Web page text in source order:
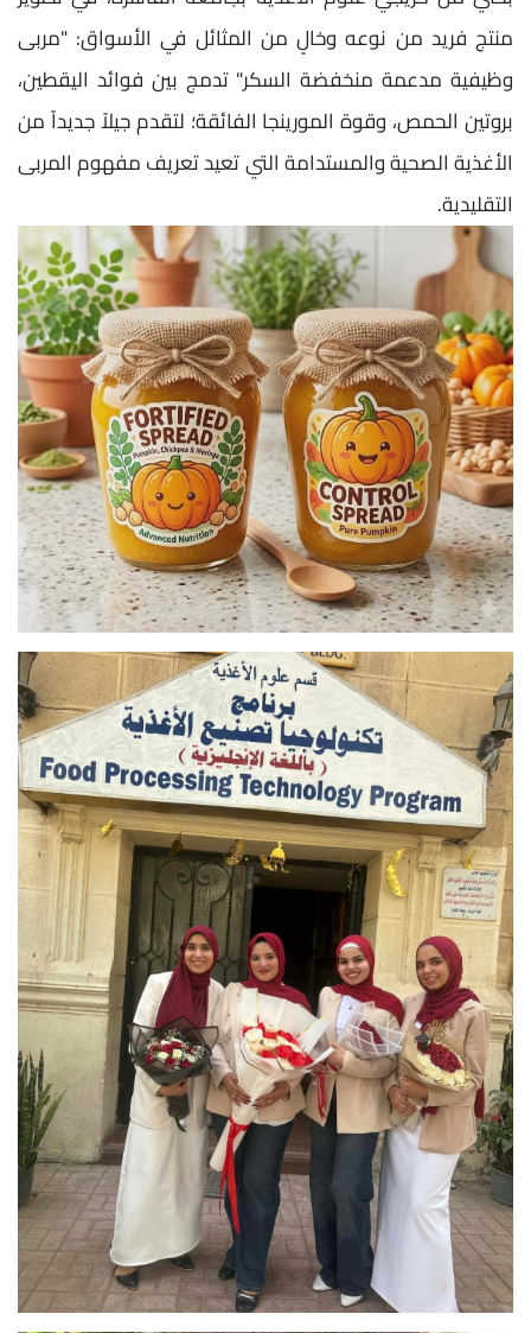
منتج فريد من نوعه وخالٍ من المثائل في الأسواق: "مربى
وظيفية مدعمة منخفضة السكر" تدمج بين فوائد اليقطين،
بروتين الحمص، وقوة المورينجا الفائقة؛ لتقدم جيلاً جديداً من
الأغذية الصحية والمستدامة التي تعيد تعريف مفهوم المربى
التقليدية.